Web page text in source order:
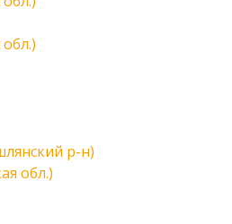
р-н)
обл.)